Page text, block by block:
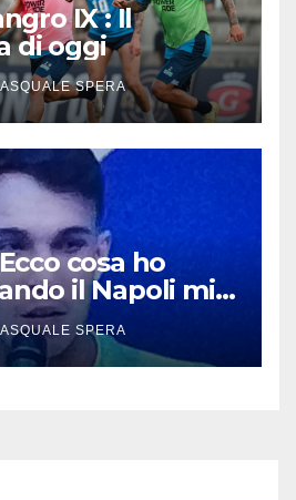
IX : Il
programma di oggi
SPERA
cosa ho
il Napoli mi
!”
SPERA